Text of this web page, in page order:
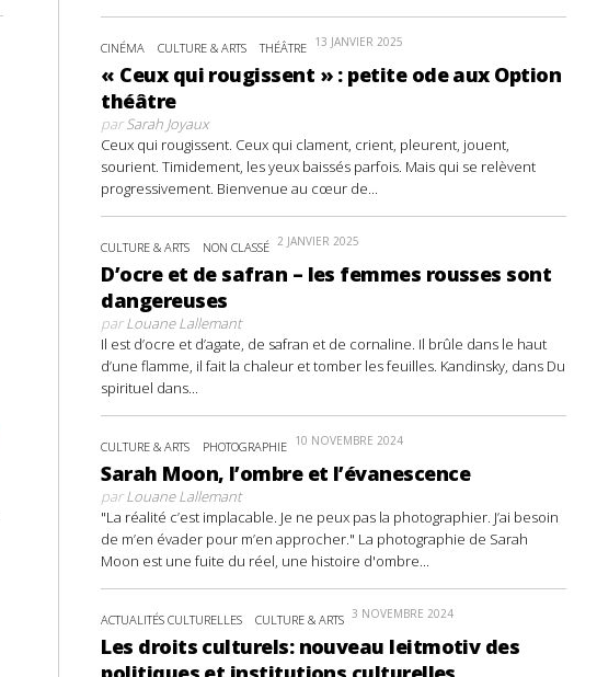
CINÉMA CULTURE & ARTS THÉÂTRE 13 JANVIER 2025
« Ceux qui rougissent » : petite ode aux Option
théâtre
parSarah Joyaux
Ceux qui rougissent. Ceux qui clament, crient, pleurent, jouent,
sourient. Timidement, les yeux baissés parfois. Mais qui se relèvent
progressivement. Bienvenue au cœur de...
CULTURE & ARTS NON CLASSÉ 2 JANVIER 2025
D’ocre et de safran – les femmes rousses sont
dangereuses
parLouane Lallemant
Il est d’ocre et d’agate, de safran et de cornaline. Il brûle dans le haut
d’une flamme, il fait la chaleur et tomber les feuilles. Kandinsky, dans Du
spirituel dans...
CULTURE & ARTS PHOTOGRAPHIE 10 NOVEMBRE 2024
Sarah Moon, l’ombre et l’évanescence
parLouane Lallemant
"La réalité c’est implacable. Je ne peux pas la photographier. J’ai besoin
de m’en évader pour m’en approcher." La photographie de Sarah
Moon est une fuite du réel, une histoire d'ombre...
ACTUALITÉS CULTURELLES CULTURE & ARTS 3 NOVEMBRE 2024
Les droits culturels: nouveau leitmotiv des